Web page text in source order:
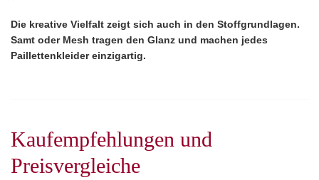
Die kreative Vielfalt zeigt sich auch in den Stoffgrundlagen.
Samt oder Mesh tragen den Glanz und machen jedes
Paillettenkleidereinzigartig.
Kaufempfehlungen und
Preisvergleiche